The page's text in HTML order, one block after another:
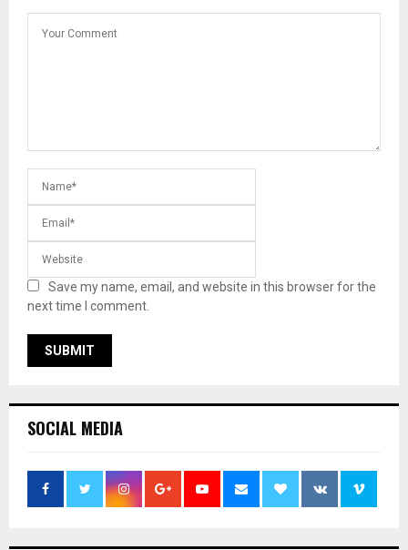
Save my name, email, and website in this browser for the
next time I comment.
SOCIAL MEDIA